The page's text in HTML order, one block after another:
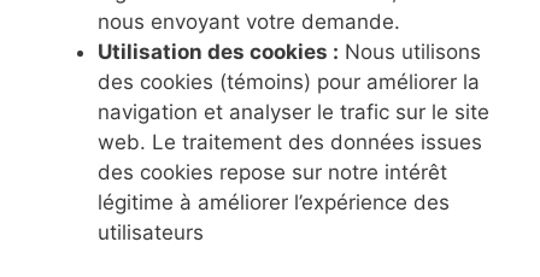
nous envoyant votre demande.
Utilisation des cookies : Nous utilisons
des cookies (témoins) pour améliorer la
navigation et analyser le trafic sur le site
web. Le traitement des données issues
des cookies repose sur notre intérêt
légitime à améliorer l’expérience des
utilisateurs